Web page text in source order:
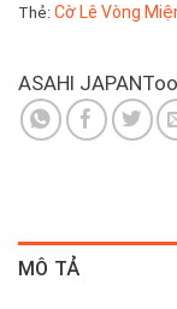
Thẻ: Cờ Lê Vòng
ASAHI JAPAN
MÔ TẢ